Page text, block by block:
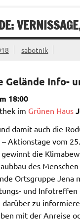
sabotnik
Gelände Info-
18:00
im Grünen Haus
damit auch die
Aktionstage vom
die
des
Ortsgruppe Jena
und Infotreffen
darüber zu
mit der Anreise